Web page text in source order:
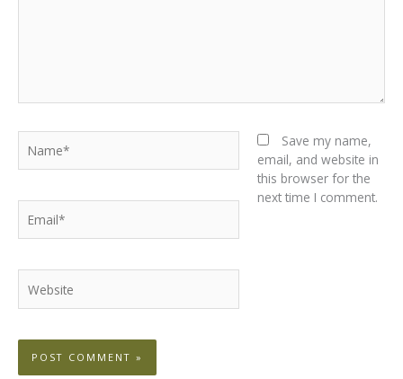
Save my name,
email, and website in
this browser for the
next time I comment.